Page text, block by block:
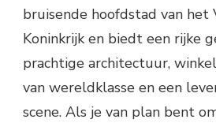
bruisende hoofdstad van het
Koninkrijk en biedt een rijke
prachtige architectuur,
van wereldklasse en een
scene. Als je van plan bent